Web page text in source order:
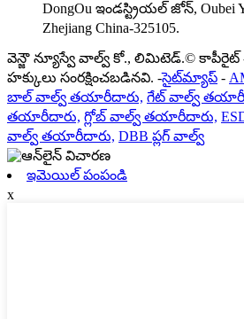
DongOu ఇండస్ట్రియల్ జోన్, Oubei
Zhejiang China-325105.
వెన్జౌ న్యూస్వే వాల్వ్ కో., లిమిటెడ్.© కాపీరైట్ -
హక్కులు సంరక్షించబడినవి. -సైట్‌మ్యాప్ -
బాల్ వాల్వ్ తయారీదారు, గేట్ వాల్వ్
తయారీదారు, గ్లోబ్ వాల్వ్ తయారీదారు,
వాల్వ్ తయారీదారు, DBB ప్లగ్ వాల్వ్
ఇమెయిల్ పంపండి
x